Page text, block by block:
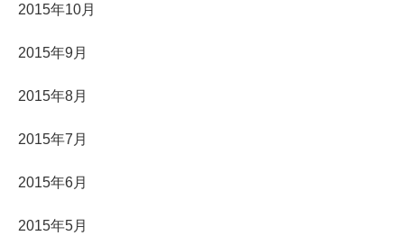
2015年10月
2015年9月
2015年8月
2015年7月
2015年6月
2015年5月